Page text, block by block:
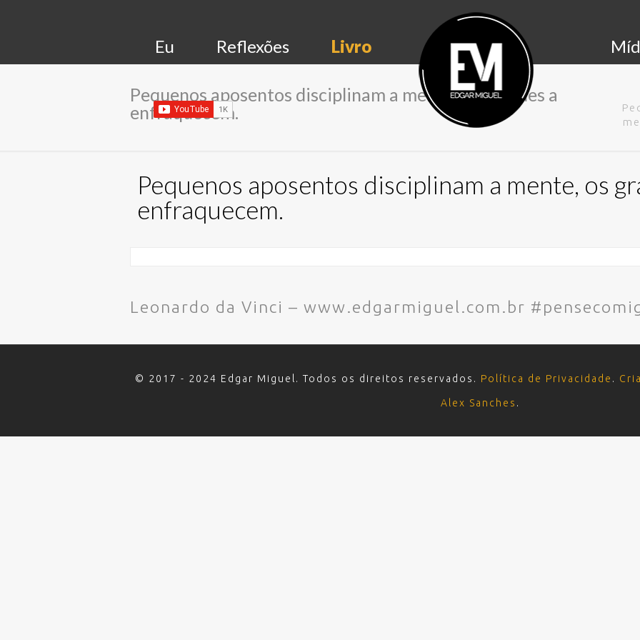
Eu Reflexões Livro
Pequenos aposentos disciplinam a mente, os grandes a
enfraquecem.
Pequenos aposentos disciplinam a mente, os
enfraquecem.
Leonardo da Vinci – www.edgarmiguel.com.br
© 2017 - 2024 Edgar Miguel. Todos os direitos reservados. Política de Privacidade .
Alex Sanches .